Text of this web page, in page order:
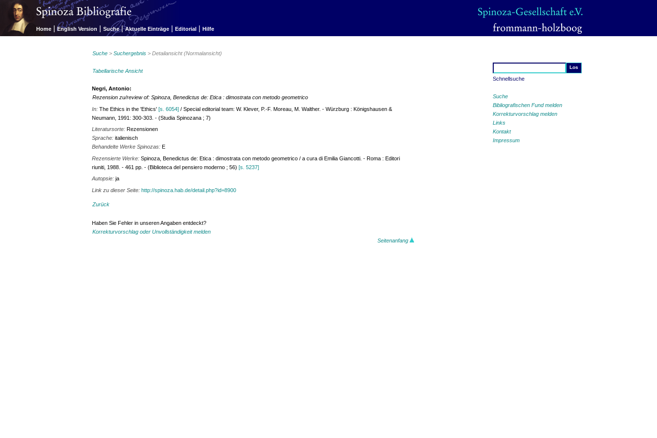
Home | English Version | Suche | Aktuelle Einträge | Editorial | Hilfe
Schnellsuche
Suche
Bibliografischen Fund melden
Korrekturvorschlag melden
Links
Kontakt
Impressum
Suche >Suchergebnis > Detailansicht (Normalansicht)
Tabellarische Ansicht
Negri, Antonio:
Rezension zu/review of: Spinoza, Benedictus de: Etica : dimostrata con metodo geometrico
In:The Ethics in the 'Ethics'[s. 6054] / Special editorial team: W. Klever, P.-F. Moreau, M. Walther. - Würzburg : Königshausen &
Neumann, 1991: 300-303. - (Studia Spinozana ; 7)
Literatursorte:Rezensionen
Sprache:italienisch
Behandelte Werke Spinozas:E
Rezensierte Werke:Spinoza, Benedictus de: Etica : dimostrata con metodo geometrico / a cura di Emilia Giancotti. - Roma : Editori
riuniti, 1988. - 461 pp. - (Biblioteca del pensiero moderno ; 56)[s. 5237]
Autopsie:ja
Link zu dieser Seite:http://spinoza.hab.de/detail.php?id=8900
Zurück
Haben Sie Fehler in unseren Angaben entdeckt?
Korrekturvorschlag oder Unvollständigkeit melden
Seitenanfang